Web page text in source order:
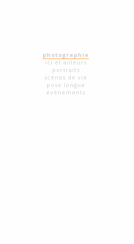
photographie
ici et ailleurs
portraits
scènes de vie
pose longue
évènements